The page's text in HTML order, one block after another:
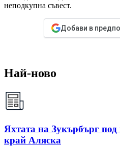
неподкупна съвест.
Добави в
Най-ново
Яхтата на Зукърбърг
край Аляска